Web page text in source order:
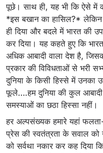
पूछे। साथ ही, यह भी कि ऐसे में
*इस बखान का हासिल?*
ही दिया और बदले में भारत की
कर दिया। यह कहते हुए कि
अधिक आबादी वाला देश है,
प्रकार की विविधताओं से भरी
दुनिया के किसी हिस्से में
फूले….हम दुनिया की कुल आबादी
समस्याओं का छठा हिस्सा नहीं।
हर अल्पसंख्यक हमारे यहां
प्रेस की स्वतंत्रता के सवाल को
को सर्वथा नकार कर कह दिया